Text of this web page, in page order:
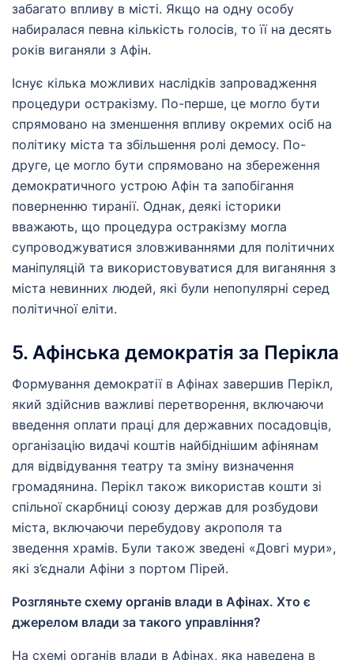
забагато впливу в місті. Якщо на одну особу
набиралася певна кількість голосів, то її на десять
років виганяли з Афін.
Існує кілька можливих наслідків запровадження
процедури остракізму. По-перше, це могло бути
спрямовано на зменшення впливу окремих осіб на
політику міста та збільшення ролі демосу. По-
друге, це могло бути спрямовано на збереження
демократичного устрою Афін та запобігання
поверненню тиранії. Однак, деякі історики
вважають, що процедура остракізму могла
супроводжуватися зловживаннями для політичних
маніпуляцій та використовуватися для виганяння з
міста невинних людей, які були непопулярні серед
політичної еліти.
5. Афінська демократія за Перікла
Формування демократії в Афінах завершив Перікл,
який здійснив важливі перетворення, включаючи
введення оплати праці для державних посадовців,
організацію видачі коштів найбіднішим афінянам
для відвідування театру та зміну визначення
громадянина. Перікл також використав кошти зі
спільної скарбниці союзу держав для розбудови
міста, включаючи перебудову акрополя та
зведення храмів. Були також зведені «Довгі мури»,
які з’єднали Афіни з портом Пірей.
Розгляньте схему органів влади в Афінах. Хто є
джерелом влади за такого управління?
На схемі органів влади в Афінах, яка наведена в